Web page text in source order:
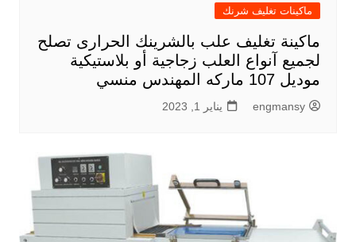
ماكينات تغليف شرنك
ماكينة تغليف علب بالشرينك الحرارى تصلح
لجميع آنواع العلب زجاجية أو بلاستيكية
موديل 107 ماركه المهندس منسي
engmansy يناير 1, 2023